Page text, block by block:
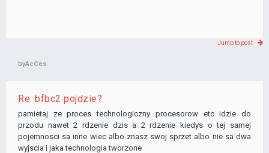
Jump to post
byAcCes
Re: bfbc2 pojdzie?
pamietaj ze proces technologiczny procesorow etc idzie do
przodu nawet 2 rdzenie dzis a 2 rdzenie kiedys o tej samej
pojemnosci sa inne wiec albo znasz swoj sprzet albo nie sa dwa
wyjscia i jaka technologia tworzone